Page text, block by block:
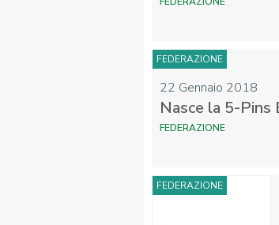
Privacy Policy Cookie Policy
22 Gennaio 2018
FEDERAZIONE
Nasce la 5-Pins
FEDERAZIONE
FEDERAZIONE